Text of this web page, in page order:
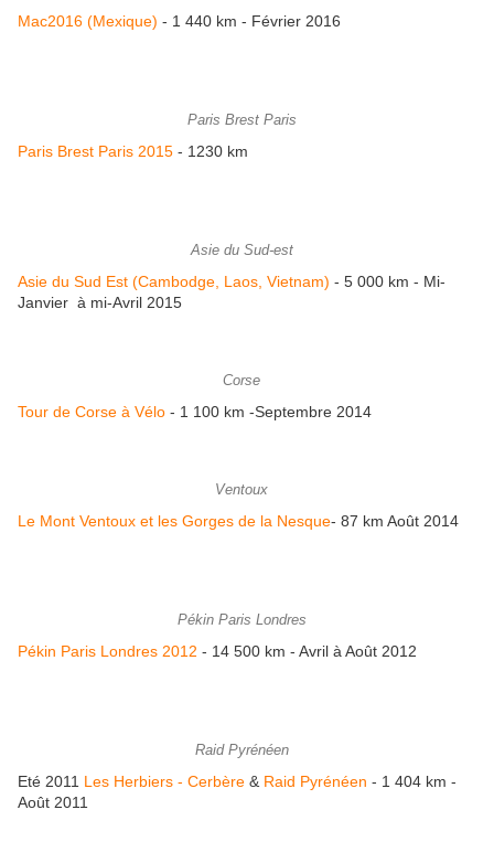
Mac2016 (Mexique) - 1 440 km - Février 2016
Paris Brest Paris
Paris Brest Paris 2015 - 1230 km
Asie du Sud-est
Asie du Sud Est (Cambodge, Laos, Vietnam) - 5 000 km - Mi-
Janvier à mi-Avril 2015
Corse
Tour de Corse à Vélo - 1 100 km -Septembre 2014
Ventoux
Le Mont Ventoux et les Gorges de la Nesque- 87 km Août 2014
Pékin Paris Londres
Pékin Paris Londres 2012 - 14 500 km - Avril à Août 2012
Raid Pyrénéen
Eté 2011 Les Herbiers - Cerbère & Raid Pyrénéen - 1 404 km -
Août 2011